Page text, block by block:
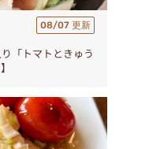
08/07 更新
「トマトときゅう